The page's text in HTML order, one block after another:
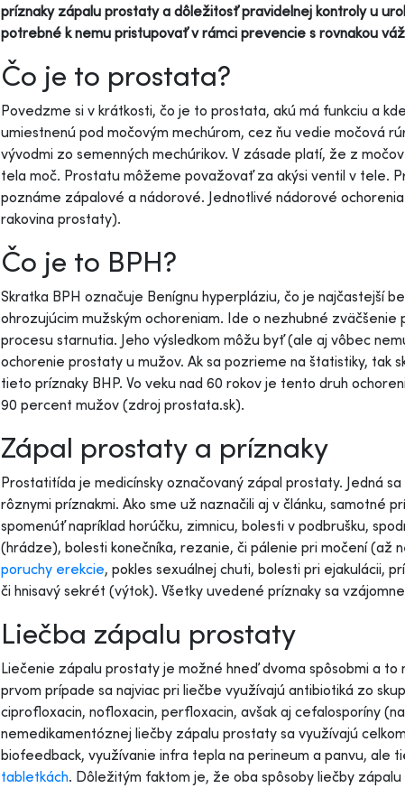
príznaky zápalu prostaty a dôležitosť pravidelnej kontroly u
potrebné k nemu pristupovať v rámci prevencie s rovnakou
Čo je to prostata?
Povedzme si v krátkosti, čo je to prostata, akú má funkciu a
umiestnenú pod močovým mechúrom, cez ňu vedie močová
vývodmi zo semenných mechúrikov. V zásade platí, že z
tela moč. Prostatu môžeme považovať za akýsi ventil v tele.
poznáme zápalové a nádorové. Jednotlivé nádorové
rakovina prostaty).
Čo je to BPH?
Skratka BPH označuje Benígnu hyperpláziu, čo je najčastejší
ohrozujúcim mužským ochoreniam. Ide o nezhubné
procesu starnutia. Jeho výsledkom môžu byť (ale aj vôbec
ochorenie prostaty u mužov. Ak sa pozrieme na štatistiky, tak
tieto príznaky BHP. Vo veku nad 60 rokov je tento druh
90 percent mužov (zdroj prostata.sk).
Zápal prostaty a príznaky
Prostatitída je medicínsky označovaný zápal prostaty. Jedná
rôznymi príznakmi. Ako sme už naznačili aj v článku, samotné
spomenúť napríklad horúčku, zimnicu, bolesti v podbrušku,
(hrádze), bolesti konečníka, rezanie, či pálenie pri močení (až
poruchy erekcie, pokles sexuálnej chuti, bolesti pri ejakulácii,
či hnisavý sekrét (výtok). Všetky uvedené príznaky sa
Liečba zápalu prostaty
Liečenie zápalu prostaty je možné hneď dvoma spôsobmi a
prvom prípade sa najviac pri liečbe využívajú antibiotiká zo
ciprofloxacin, nofloxacin, perfloxacin, avšak aj cefalosporíny
nemedikamentóznej liečby zápalu prostaty sa využívajú
biofeedback, využívanie infra tepla na perineum a panvu, ale
tabletkách. Dôležitým faktom je, že oba spôsoby liečby